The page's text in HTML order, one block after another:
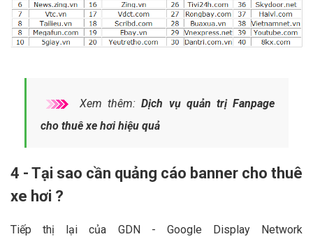
Xem thêm:Dịch vụ quản trị Fanpage
cho thuê xe hơi hiệu quả
4 - Tại sao cần quảng cáo banner cho thuê
xe hơi ?
Tiếp thị lại của GDN - Google Display Network